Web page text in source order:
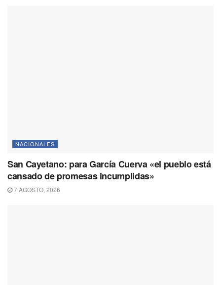
NACIONALES
San Cayetano: para García Cuerva «el pueblo está
cansado de promesas incumplidas»
7 AGOSTO, 2026